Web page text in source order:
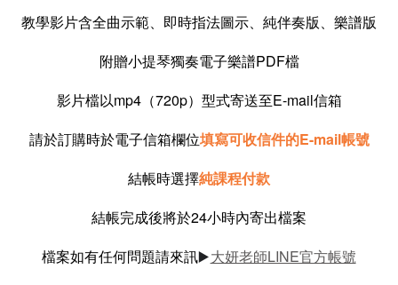
教學影片含全曲示範、即時指法圖示、純伴奏版、樂譜版
附贈小提琴獨奏電子樂譜PDF檔
影片檔以mp4（720p）型式寄送至E-mail信箱
請於訂購時於電子信箱欄位填寫可收信件的E-mail帳號
結帳時選擇純課程付款
結帳完成後將於24小時內寄出檔案
檔案如有任何問題請來訊▶️大妍老師LINE官方帳號